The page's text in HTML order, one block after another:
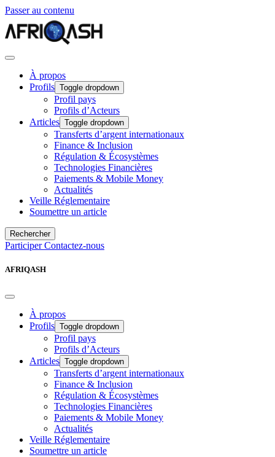
Passer au contenu
À propos
Profils Toggle dropdown
Profil pays
Profils d’Acteurs
Articles Toggle dropdown
Transferts d’argent internationaux
Finance & Inclusion
Régulation & Écosystèmes
Technologies Financières
Paiements & Mobile Money
Actualités
Veille Réglementaire
Soumettre un article
Rechercher
ParticiperContactez-nous
AFRIQASH
À propos
Profils Toggle dropdown
Profil pays
Profils d’Acteurs
Articles Toggle dropdown
Transferts d’argent internationaux
Finance & Inclusion
Régulation & Écosystèmes
Technologies Financières
Paiements & Mobile Money
Actualités
Veille Réglementaire
Soumettre un article